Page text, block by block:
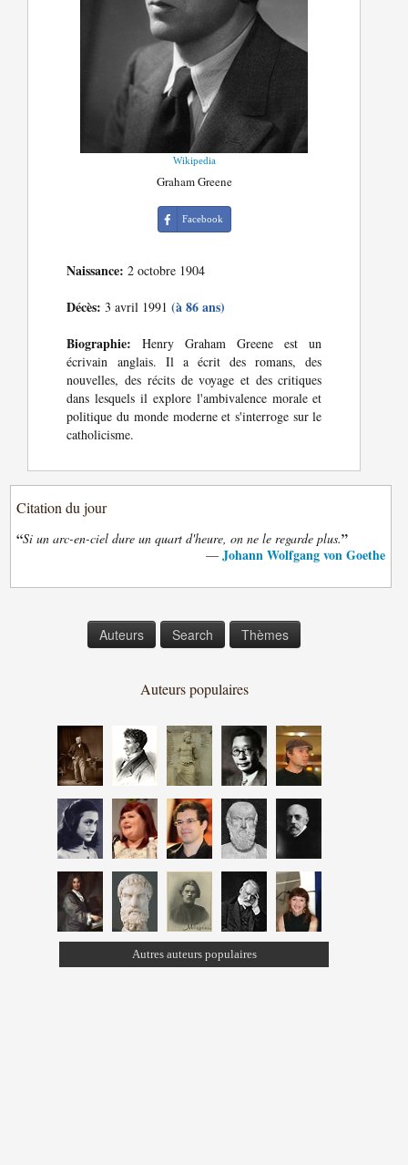
Wikipedia
Graham Greene
Facebook
Naissance: 2 octobre 1904
Décès: 3 avril 1991(à 86 ans)
Biographie: Henry Graham Greene est un
écrivain anglais. Il a écrit des romans, des
nouvelles, des récits de voyage et des critiques
dans lesquels il explore l'ambivalence morale et
politique du monde moderne et s'interroge sur le
catholicisme.
Citation du jour
“Si un arc-en-ciel dure un quart d'heure, on ne le regarde plus.”
— Johann Wolfgang von Goethe
Auteurs Search Thèmes
Auteurs populaires
Autres auteurs populaires